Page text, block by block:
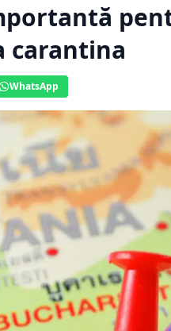
carantina
WhatsApp